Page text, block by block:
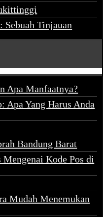
Sebuah Tinjauan
Apa Manfaatnya?
Apa Yang Harus Anda
Bandung Barat
Kode Pos di
Mudah Menemukan